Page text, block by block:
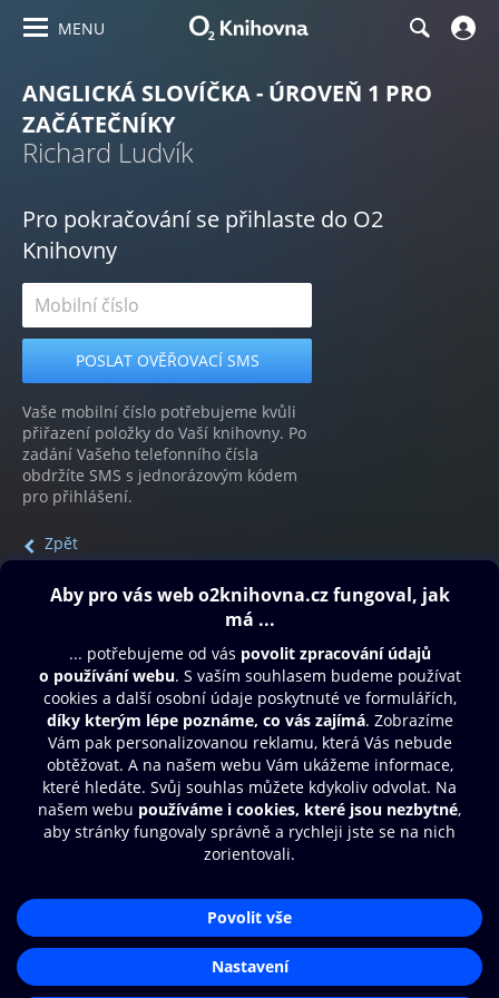
MENU
ANGLICKÁ SLOVÍČKA - ÚROVEŇ 1 PRO
ZAČÁTEČNÍKY
Richard Ludvík
Pro pokračování se přihlaste do O2
Knihovny
Vaše mobilní číslo potřebujeme kvůli
přiřazení položky do Vaší knihovny. Po
zadání Vašeho telefonního čísla
obdržíte SMS s jednorázovým kódem
pro přihlášení.
Zpět
Obsah ke stažení
Moje O2 Knihovna
Další zábava
© O2 Czech Republic a.s.
Přístupnost
Zásady zpracování osobních údajůAplikace O2 Knihovna
Čti a poslouchej své e-knihy a
audioknihy rychleji a pohodlněji.